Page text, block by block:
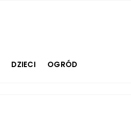
DZIECI OGRÓD